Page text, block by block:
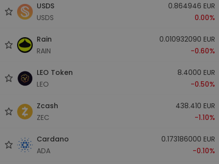
USDS
USDS
0.864946 EUR
0.00%
Rain
RAIN
0.010932090 EUR
-0.60%
LEO Token
LEO
8.4000 EUR
-0.50%
Zcash
ZEC
438.410 EUR
-1.10%
Cardano
ADA
0.173186000 EUR
-0.10%